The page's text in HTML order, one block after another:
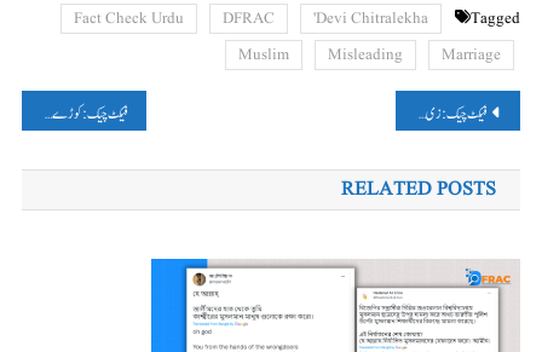
Tagged
Devi Chitralekha'
DFRAC
Fact Check Urdu
Marriage
Misleading
Muslim
پوسٹوں
کی
نیویگیشن
فیکٹ چیک: زی نیوز، بی جے پی کے وزراء نے کنہیا لال کے قتل پر پھیلایا راہل گاندھی کا گمراہ کن ویڈیو فیکٹ چیک: کوڑے کی مار کھاتے ہوئے کی تصویر بھگت سنگھ کے نام پر گمراہ کن دعویٰ وائرل
RELATED POSTS